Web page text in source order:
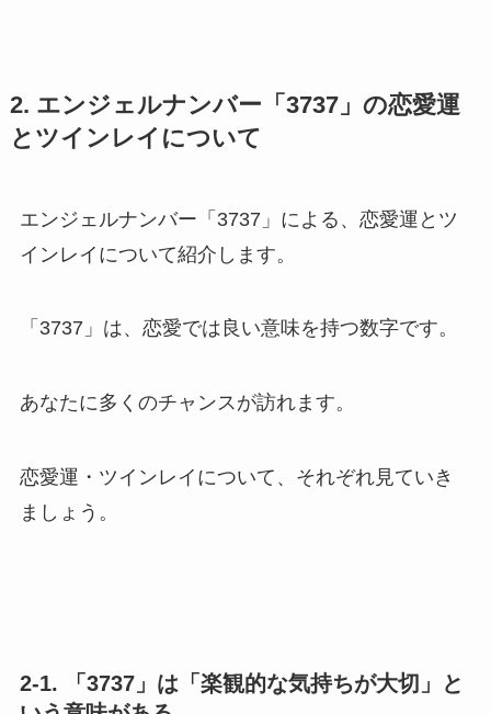
2. エンジェルナンバー「3737」の恋愛運
とツインレイについて
エンジェルナンバー「3737」による、恋愛運とツ
インレイについて紹介します。
「3737」は、恋愛では良い意味を持つ数字です。
あなたに多くのチャンスが訪れます。
恋愛運・ツインレイについて、それぞれ見ていき
ましょう。
2-1. 「3737」は「楽観的な気持ちが大切」と